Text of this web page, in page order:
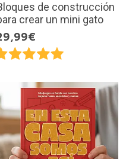
de construcción
crear un mini gato